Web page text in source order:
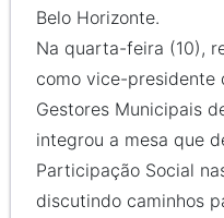
Belo Horizonte.
Na quarta-feira (10),
como vice-presidente
Gestores Municipais
integrou a mesa que
Participação Social
discutindo caminhos